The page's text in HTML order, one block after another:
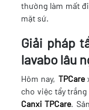
thường làm mất
mặt sứ.
Giải pháp
lavabo lâu
Hôm nay, TPCare
cho việc tẩy
Canxi TPCare.